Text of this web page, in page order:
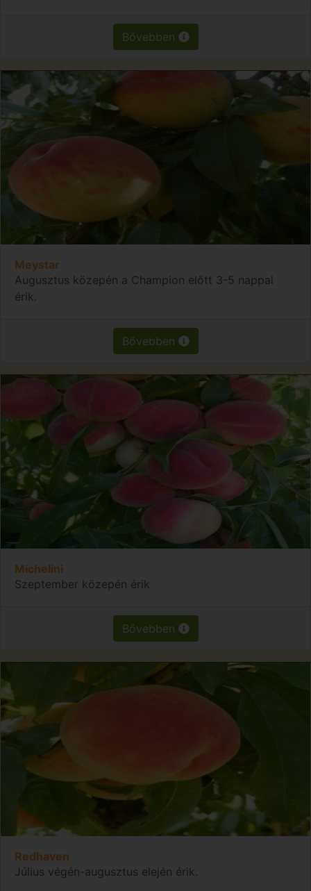
Bővebben
Meystar
Augusztus közepén a Champion előtt 3-5 nappal
érik.
Bővebben
Michelini
Szeptember közepén érik
Bővebben
Redhaven
Július végén-augusztus elején érik.